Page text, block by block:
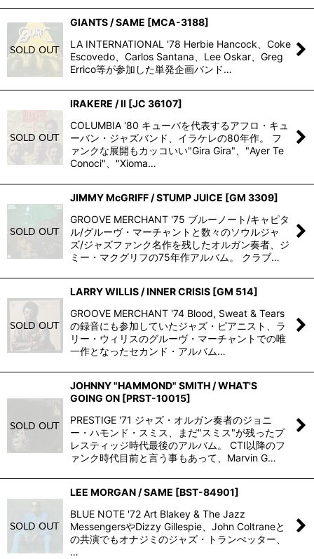
GIANTS / SAME [MCA-3188]
LA INTERNATIONAL '78 Herbie Hancock、Coke
Escovedo、Carlos Santana、Lee Oskar、Greg
Errico等が参加した単発企画バンド…
IRAKERE / II [JC 36107]
COLUMBIA '80 キューバを代表するアフロ・キュ
ーバン・ジャズバンド、イラケレの80年作。 フ
ァンクな展開もカッコいい"Gira Gira"、"Ayer Te
Conoci"、"Xioma…
JIMMY McGRIFF / STUMP JUICE [GM 3309]
GROOVE MERCHANT '75 ブルーノート/キャピタ
ル/グルーヴ・マーチャントと数々のソウルジャ
ズ/ジャズファンク名作を残したオルガン奏者、ジ
ミー・マクグリフの75年作アルバム。 クラブ…
LARRY WILLIS / INNER CRISIS [GM 514]
GROOVE MERCHANT '74 Blood, Sweat & Tears
の録音にも参加していたジャズ・ピアニスト、ラ
リー・ウィリスのグルーヴ・マーチャントでの唯
一作となったセカンド・アルバム…
JOHNNY "HAMMOND" SMITH / WHAT'S
GOING ON [PRST-10015]
PRESTIGE '71 ジャズ・オルガン奏者のジョニ
ー・ハモンド・スミス、まだ"スミス"が残ったプ
レスティッジ時代最後のアルバム。 CTI以降のフ
ァンク時代目前と言う事もあって、Marvin G…
LEE MORGAN / SAME [BST-84901]
BLUE NOTE '72 Art Blakey & The Jazz
MessengersやDizzy Gillespie、John Coltraneと
の共演でもオナジミのジャズ・トランぺッター、
…